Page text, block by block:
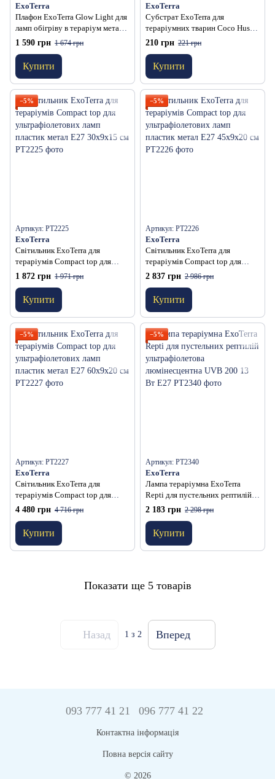
ExoTerra
Плафон ExoTerra Glow Light для
ламп обігріву в тераріум метал
14 см
1 590 грн 1 674 грн
Купити
ExoTerra
Субстрат ExoTerra для
тераріумних тварин Coco Husk
8,8 л
210 грн 221 грн
Купити
−5%
Артикул: PT2225
ExoTerra
Світильник ExoTerra для
тераріумів Compact top для
ультрафіолетових ламп пластик
метал E27 30х9х15 см
1 872 грн 1 971 грн
Купити
−5%
Артикул: PT2226
ExoTerra
Світильник ExoTerra для
тераріумів Compact top для
ультрафіолетових ламп пластик
метал E27 45х9х20 см
2 837 грн 2 986 грн
Купити
−5%
Артикул: PT2227
ExoTerra
Світильник ExoTerra для
тераріумів Compact top для
ультрафіолетових ламп пластик
метал Е27 60х9х20 см
4 480 грн 4 716 грн
Купити
−5%
Артикул: PT2340
ExoTerra
Лампа тераріумна ExoTerra
Repti для пустельних рептилій
ультрафіолетова люмінесцентна
UVB 200 13 Вт E27
2 183 грн 2 298 грн
Купити
Показати ще 5 товарів
Назад 1 з 2 Вперед
093 777 41 21 096 777 41 22
Контактна інформація
Повна версія сайту
© 2026